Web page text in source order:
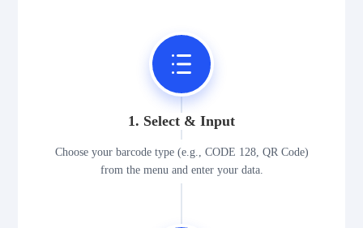
1. Select & Input
Choose your barcode type (e.g., CODE 128, QR Code)
from the menu and enter your data.